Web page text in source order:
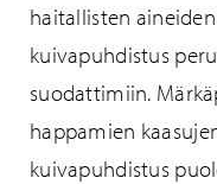
haitallisten
kuivapuhdistus
suodattimiin.
happamien
kuivapuhdistus